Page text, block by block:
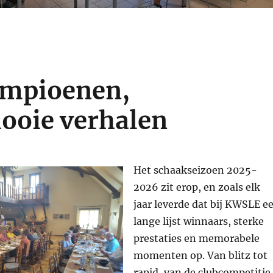
verhalen
Het schaakseizoen 2025-
2026 zit erop, en zoals elk
jaar leverde dat bij KWSLE
lange lijst winnaars, sterke
prestaties en memorabele
momenten op. Van blitz tot